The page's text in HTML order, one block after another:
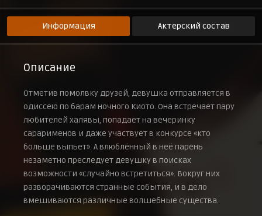
Информация Актерский состав
Описание
Отметив помолвку друзей, девушка отправляется в
одиссею по барам ночного Киото. Она встречает пару
любителей халявы, попадает на вечеринку
сарарименов и даже участвует в конкурсе «кто
больше выпьет». А влюблённый в неё парень
незаметно преследует девушку в поисках
возможности «случайно встретиться». Вокруг них
разворачиваются странные события, и в дело
вмешиваются различные волшебные существа.